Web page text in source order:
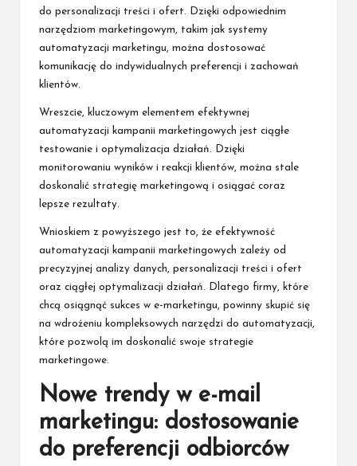
do personalizacji treści i ofert. Dzięki odpowiednim
narzędziom marketingowym, takim jak systemy
automatyzacji marketingu, można dostosować
komunikację do indywidualnych preferencji i zachowań
klientów.
Wreszcie, kluczowym elementem efektywnej
automatyzacji kampanii marketingowych jest ciągłe
testowanie i optymalizacja działań. Dzięki
monitorowaniu wyników i reakcji klientów, można stale
doskonalić strategię marketingową i osiągać coraz
lepsze rezultaty.
Wnioskiem z powyższego jest to, że efektywność
automatyzacji kampanii marketingowych zależy od
precyzyjnej analizy danych, personalizacji treści i ofert
oraz ciągłej optymalizacji działań. Dlatego firmy, które
chcą osiągnąć sukces w e-marketingu, powinny skupić się
na wdrożeniu kompleksowych narzędzi do automatyzacji,
które pozwolą im doskonalić swoje strategie
marketingowe.
Nowe trendy w e-mail
marketingu: dostosowanie
do preferencji odbiorców